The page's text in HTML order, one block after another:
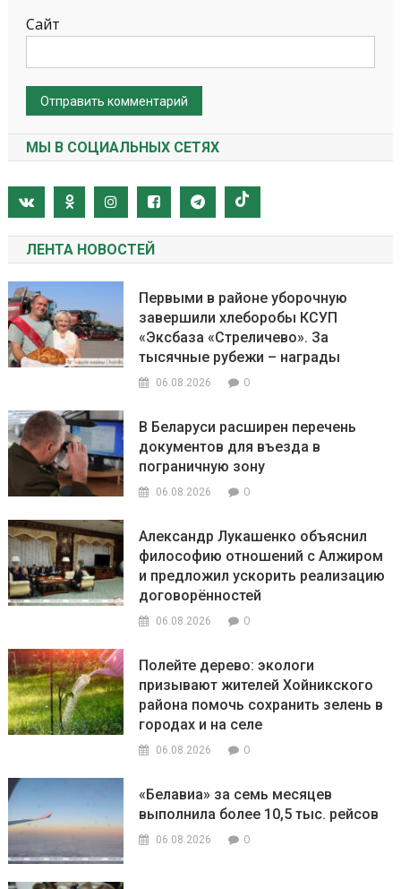
Сайт
МЫ В СОЦИАЛЬНЫХ СЕТЯХ
ЛЕНТА НОВОСТЕЙ
Первыми в районе уборочную
завершили хлеборобы КСУП
«Эксбаза «Стреличево». За
тысячные рубежи – награды
06.08.2026 0
В Беларуси расширен перечень
документов для въезда в
пограничную зону
06.08.2026 0
Александр Лукашенко объяснил
философию отношений с Алжиром
и предложил ускорить реализацию
договорённостей
06.08.2026 0
Полейте дерево: экологи
призывают жителей Хойникского
района помочь сохранить зелень в
городах и на селе
06.08.2026 0
«Белавиа» за семь месяцев
выполнила более 10,5 тыс. рейсов
06.08.2026 0